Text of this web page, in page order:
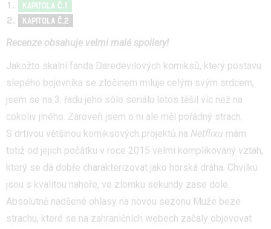
KAPITOLA Č.1
KAPITOLA Č.2
Recenze obsahuje velmi malé spoilery!
Jakožto skalní fanda Daredevilových komiksů, který postavu
slepého bojovníka se zločinem miluje celým svým srdcem,
jsem se na 3. řadu jeho sólo seriálu letos těšil víc než na
cokoliv jiného. Zároveň jsem o ni ale měl pořádný strach.
S drtivou většinou komiksových projektů na Netflixu mám
totiž od jejich počátku v roce 2015 velmi komplikovaný vztah,
který se dá dobře charakterizovat jako horská dráha. Chvilku
jsou s kvalitou nahoře, ve zlomku sekundy zase dole.
Absolutně nadšené ohlasy na novou sezonu Muže beze
strachu, které se na zahraničních webech začaly objevovat